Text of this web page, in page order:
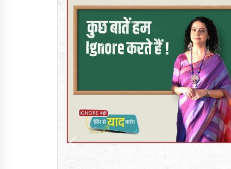
05/08/2026